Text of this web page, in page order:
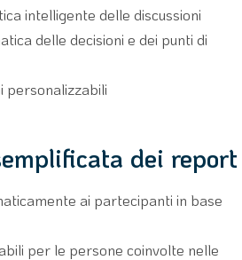
intelligente delle discussioni
delle decisioni e dei punti di
personalizzabili
dei report
ai partecipanti in base
per le persone coinvolte nelle